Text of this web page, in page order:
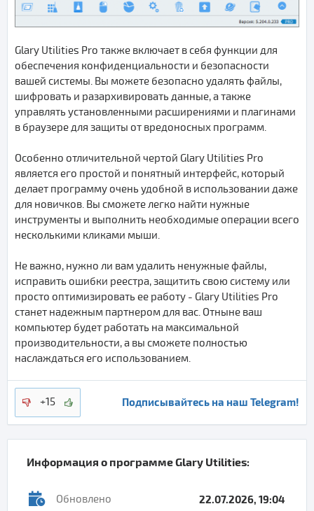
Glary Utilities Pro также включает в себя функции для
обеспечения конфиденциальности и безопасности
вашей системы. Вы можете безопасно удалять файлы,
шифровать и разархивировать данные, а также
управлять установленными расширениями и плагинами
в браузере для защиты от вредоносных программ.
Особенно отличительной чертой Glary Utilities Pro
является его простой и понятный интерфейс, который
делает программу очень удобной в использовании даже
для новичков. Вы сможете легко найти нужные
инструменты и выполнить необходимые операции всего
несколькими кликами мыши.
Не важно, нужно ли вам удалить ненужные файлы,
исправить ошибки реестра, защитить свою систему или
просто оптимизировать ее работу - Glary Utilities Pro
станет надежным партнером для вас. Отныне ваш
компьютер будет работать на максимальной
производительности, а вы сможете полностью
наслаждаться его использованием.
+15 Подписывайтесь на наш Telegram!
Информация о программеGlary Utilities:
Обновлено 22.07.2026, 19:04